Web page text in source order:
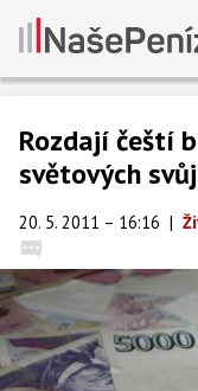
Rozdají čeští
světových
20. 5. 2011 – 16:16 |